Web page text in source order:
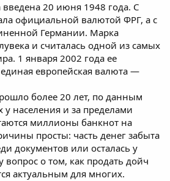
20 июня 1948 года. С
официальной валютой ФРГ, а с
Германии. Марка
и считалась одной из самых
1 января 2002 года ее
европейская валюта —
более 20 лет, по данным
у населения и за пределами
миллионы банкнот на
просты: часть денег забыта
документов или осталась у
вопрос о том, как продать дойч
актуальным для многих.